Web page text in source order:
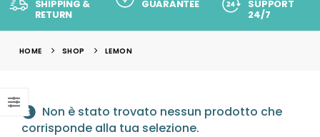
SHIPPING &
RETURN
GUARANTEE SUPPORT
24/7
HOME SHOP LEMON
Non è stato trovato nessun prodotto che
corrisponde alla tua selezione.